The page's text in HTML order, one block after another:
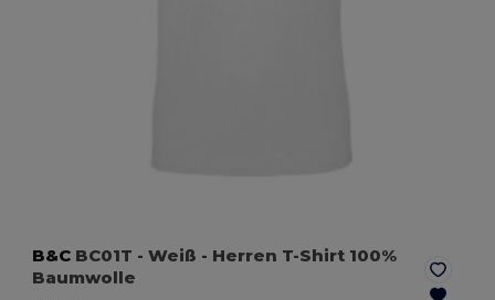
B&C BC01T - Weiß - Herren T-Shirt 100%
Baumwolle